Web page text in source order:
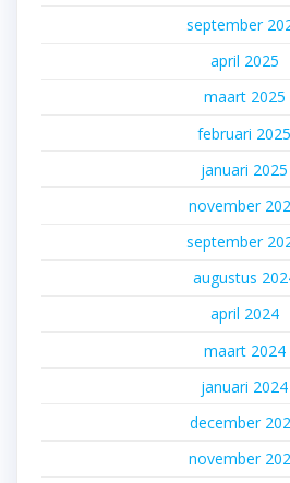
september
april 2025
maart 2025
februari 2025
januari 2025
november
september
augustus
april 2024
maart 2024
januari 2024
december
november